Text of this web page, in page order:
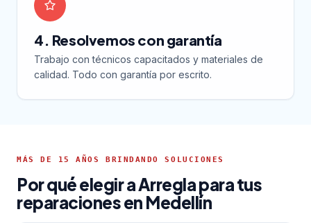
4. Resolvemos con garantía
Trabajo con técnicos capacitados y materiales de
calidad. Todo con garantía por escrito.
MÁS DE 15 AÑOS BRINDANDO SOLUCIONES
Por qué elegir a Arregla para tus
reparaciones en Medellín